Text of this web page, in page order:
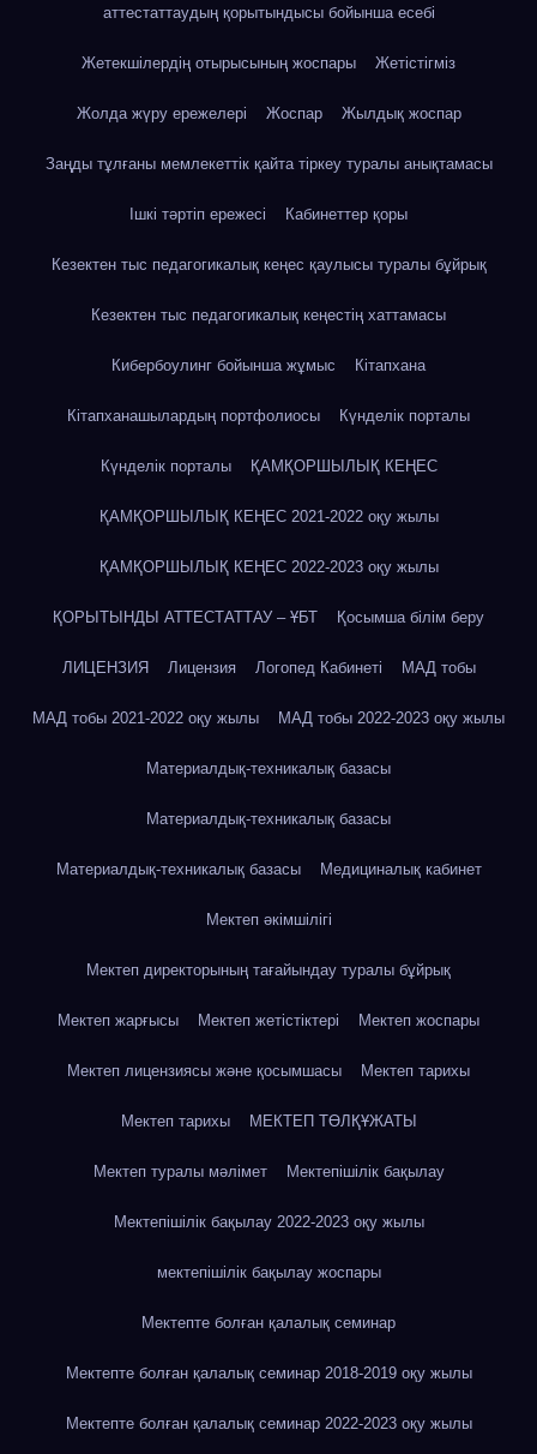
аттестаттаудың қорытындысы бойынша есебі
Жетекшілердің отырысының жоспары Жетістігміз
Жолда жүру ережелері Жоспар Жылдық жоспар
Заңды тұлғаны мемлекеттік қайта тіркеу туралы анықтамасы
Ішкі тәртіп ережесі Кабинеттер қоры
Кезектен тыс педагогикалық кеңес қаулысы туралы бұйрық
Кезектен тыс педагогикалық кеңестің хаттамасы
Кибербоулинг бойынша жұмыс Кітапхана
Кітапханашылардың портфолиосы Күнделік порталы
Күнделік порталы ҚАМҚОРШЫЛЫҚ КЕҢЕС
ҚАМҚОРШЫЛЫҚ КЕҢЕС 2021-2022 оқу жылы
ҚАМҚОРШЫЛЫҚ КЕҢЕС 2022-2023 оқу жылы
ҚОРЫТЫНДЫ АТТЕСТАТТАУ – ҰБТ Қосымша білім беру
ЛИЦЕНЗИЯ Лицензия Логопед Кабинеті МАД тобы
МАД тобы 2021-2022 оқу жылы МАД тобы 2022-2023 оқу жылы
Материалдық-техникалық базасы
Материалдық-техникалық базасы
Материалдық-техникалық базасы Медициналық кабинет
Мектеп әкімшілігі
Мектеп директорының тағайындау туралы бұйрық
Мектеп жарғысы Мектеп жетістіктері Мектеп жоспары
Мектеп лицензиясы және қосымшасы Мектеп тарихы
Мектеп тарихы МЕКТЕП ТӨЛҚҰЖАТЫ
Мектеп туралы мәлімет Мектепішілік бақылау
Мектепішілік бақылау 2022-2023 оқу жылы
мектепішілік бақылау жоспары
Мектепте болған қалалық семинар
Мектепте болған қалалық семинар 2018-2019 оқу жылы
Мектепте болған қалалық семинар 2022-2023 оқу жылы